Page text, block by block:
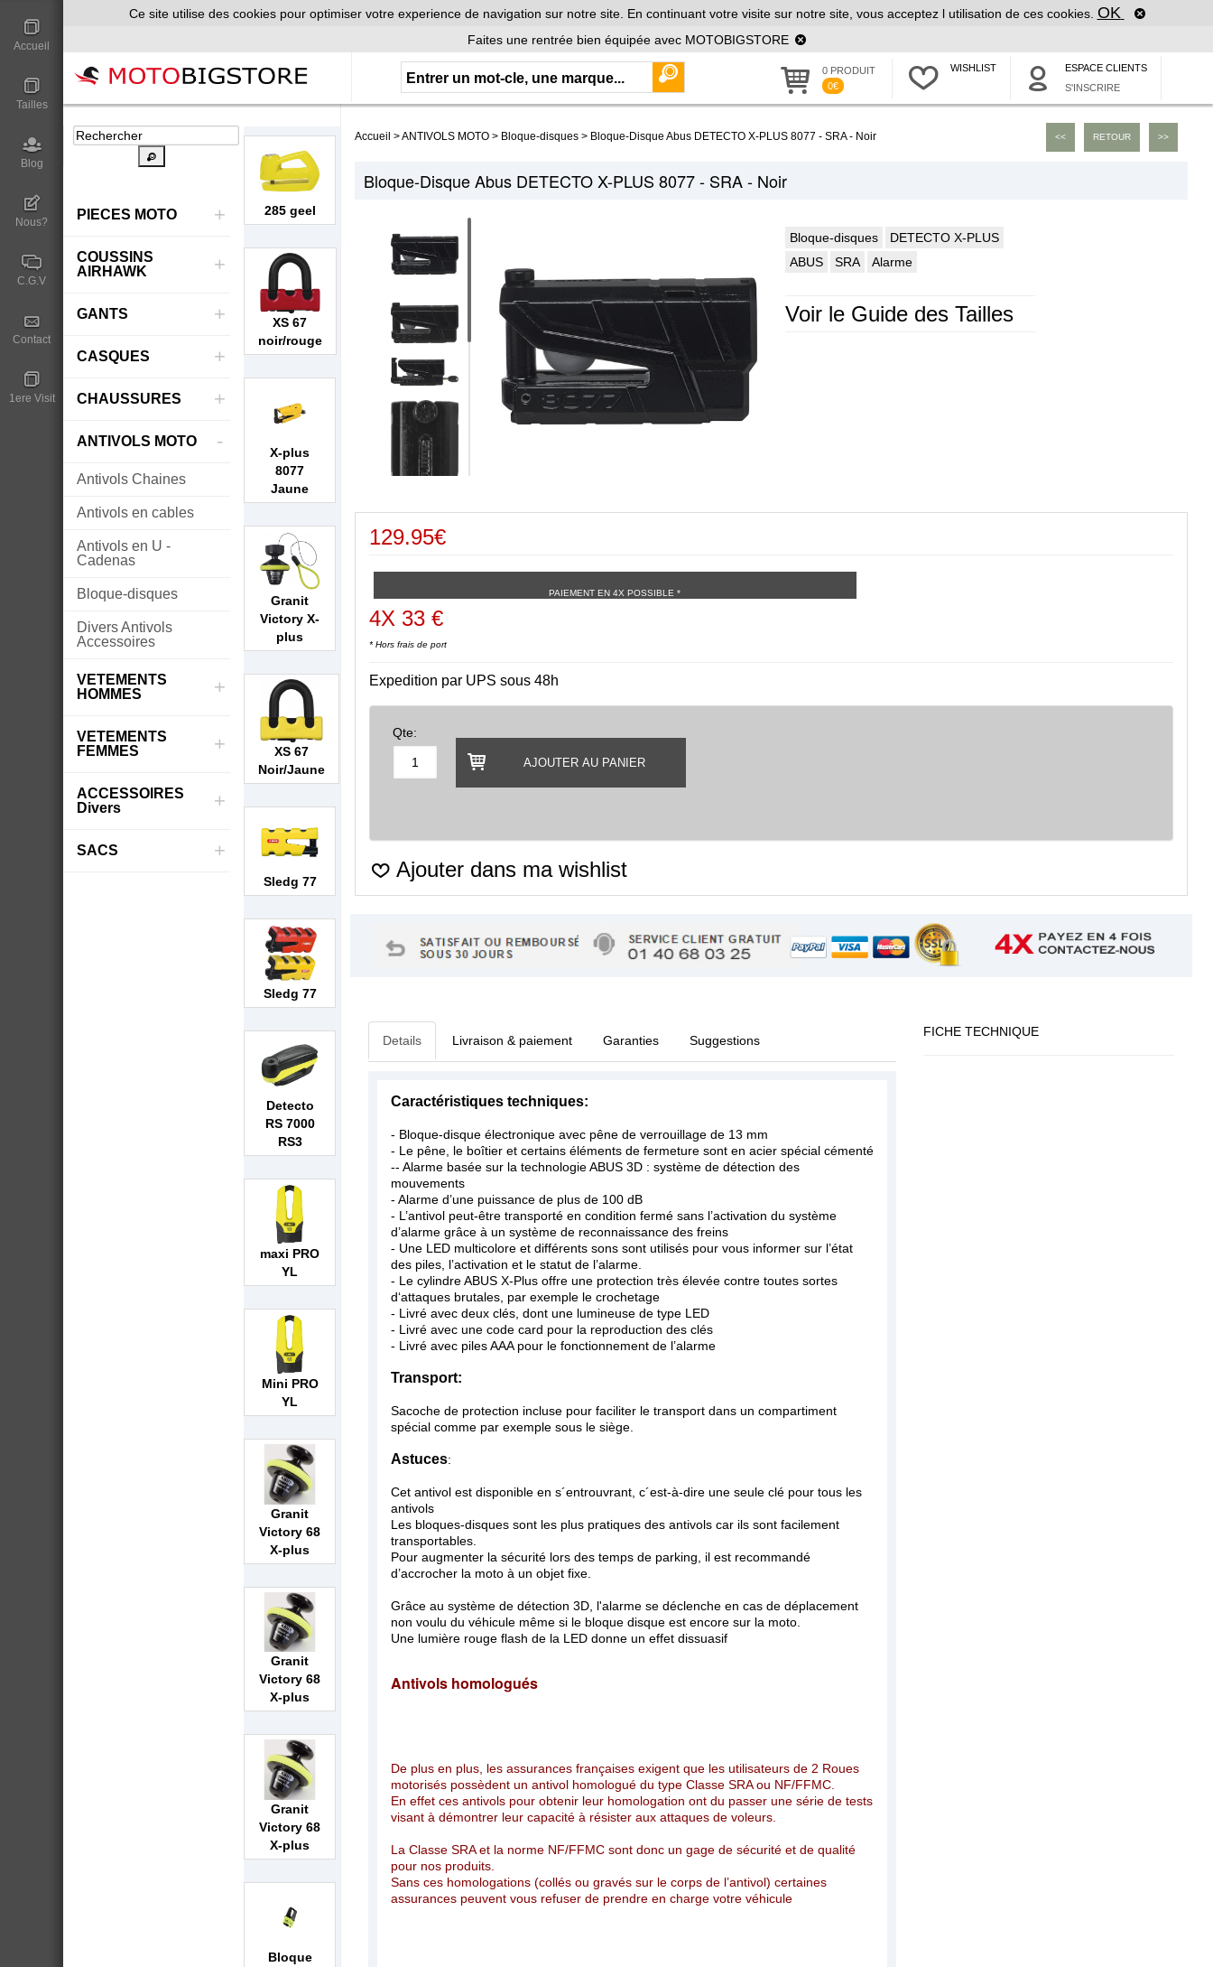
Accueil
Tailles
Blog
Nous?
C.G.V
Contact
1ere Visit
Ce site utilise des cookies pour optimiser votre experience de navigation sur notre site. En continuant votre visite sur notre site, vous acceptez l utilisation de ces cookies. OK
Faites une rentrée bien équipée avec MOTOBIGSTORE
0 PRODUIT
0€
WISHLIST
ESPACE CLIENTS
S'INSCRIRE
PIECES MOTO +
COUSSINS
AIRHAWK
+
GANTS +
CASQUES +
CHAUSSURES +
ANTIVOLS MOTO -
Antivols Chaines
Antivols en cables
Antivols en U -
Cadenas
Bloque-disques
Divers Antivols
Accessoires
VETEMENTS
HOMMES
+
VETEMENTS
FEMMES
+
ACCESSOIRES
Divers
+
SACS +
285 geel
XS 67
noir/rouge
X-plus
8077
Jaune
Granit
Victory X-
plus
XS 67
Noir/Jaune
Sledg 77
Sledg 77
Detecto
RS 7000
RS3
maxi PRO
YL
Mini PRO
YL
Granit
Victory 68
X-plus
Granit
Victory 68
X-plus
Granit
Victory 68
X-plus
Bloque
Accueil >ANTIVOLS MOTO > Bloque-disques > Bloque-Disque Abus DETECTO X-PLUS 8077 - SRA - Noir >>
RETOUR
<<
Bloque-Disque Abus DETECTO X-PLUS 8077 - SRA - Noir
Bloque-disques
DETECTO X-PLUS
ABUS
SRA Alarme
Voir le Guide des Tailles
129.95€
PAIEMENT EN 4X POSSIBLE *
4X 33 €
* Hors frais de port
Expedition par UPS sous 48h
Qte:
AJOUTER AU PANIER
Ajouter dans ma wishlist
Details Livraison & paiement Garanties Suggestions
Caractéristiques techniques:
- Bloque-disque électronique avec pêne de verrouillage de 13 mm
- Le pêne, le boîtier et certains éléments de fermeture sont en acier spécial cémenté
-- Alarme basée sur la technologie ABUS 3D : système de détection des
mouvements
- Alarme d’une puissance de plus de 100 dB
- L’antivol peut-être transporté en condition fermé sans l’activation du système
d’alarme grâce à un système de reconnaissance des freins
- Une LED multicolore et différents sons sont utilisés pour vous informer sur l’état
des piles, l’activation et le statut de l’alarme.
- Le cylindre ABUS X-Plus offre une protection très élevée contre toutes sortes
d‘attaques brutales, par exemple le crochetage
- Livré avec deux clés, dont une lumineuse de type LED
- Livré avec une code card pour la reproduction des clés
- Livré avec piles AAA pour le fonctionnement de l’alarme
Transport:
Sacoche de protection incluse pour faciliter le transport dans un compartiment
spécial comme par exemple sous le siège.
Astuces:
Cet antivol est disponible en s´entrouvrant, c´est-à-dire une seule clé pour tous les
antivols
Les bloques-disques sont les plus pratiques des antivols car ils sont facilement
transportables.
Pour augmenter la sécurité lors des temps de parking, il est recommandé
d’accrocher la moto à un objet fixe.
Grâce au système de détection 3D, l'alarme se déclenche en cas de déplacement
non voulu du véhicule même si le bloque disque est encore sur la moto.
Une lumière rouge flash de la LED donne un effet dissuasif
Antivols homologués
De plus en plus, les assurances françaises exigent que les utilisateurs de 2 Roues
motorisés possèdent un antivol homologué du type Classe SRA ou NF/FFMC.
En effet ces antivols pour obtenir leur homologation ont du passer une série de tests
visant à démontrer leur capacité à résister aux attaques de voleurs.
La Classe SRA et la norme NF/FFMC sont donc un gage de sécurité et de qualité
pour nos produits.
Sans ces homologations (collés ou gravés sur le corps de l’antivol) certaines
assurances peuvent vous refuser de prendre en charge votre véhicule
FICHE TECHNIQUE